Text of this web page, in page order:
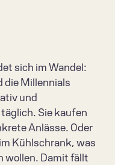
sich im Wandel:
die Millennials
und
Sie kaufen
Anlässe. Oder
Kühlschrank, was
wollen. Damit fällt